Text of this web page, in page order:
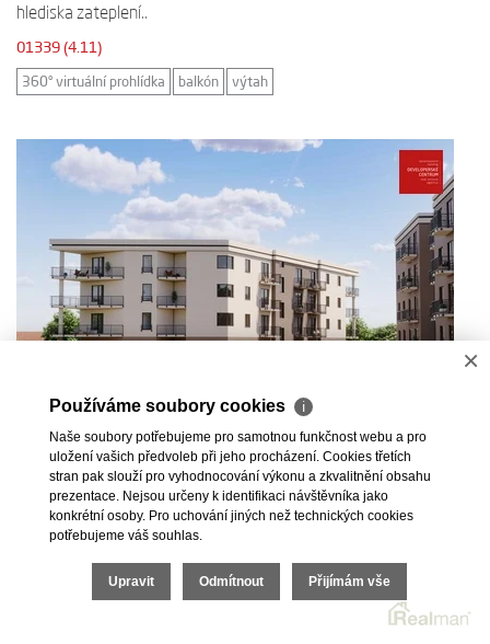
hlediska zateplení..
01339 (4.11)
360° virtuální prohlídka balkón výtah
Prodej bytu 1+kk v novém developerském
projektu Green Garden 3 | Mariánské Lázně
Chebská, Mariánské Lázně
Rezervováno
Nabízíme Vám možnost koupě bytů ve 3.etapě úspěšného
×
Používáme soubory cookies ℹ
Naše soubory potřebujeme pro samotnou funkčnost webu a pro
uložení vašich předvoleb při jeho procházení. Cookies třetích
stran pak slouží pro vyhodnocování výkonu a zkvalitnění obsahu
prezentace. Nejsou určeny k identifikaci návštěvníka jako
konkrétní osoby. Pro uchování jiných než technických cookies
potřebujeme váš souhlas.
Upravit Odmítnout Přijímám vše